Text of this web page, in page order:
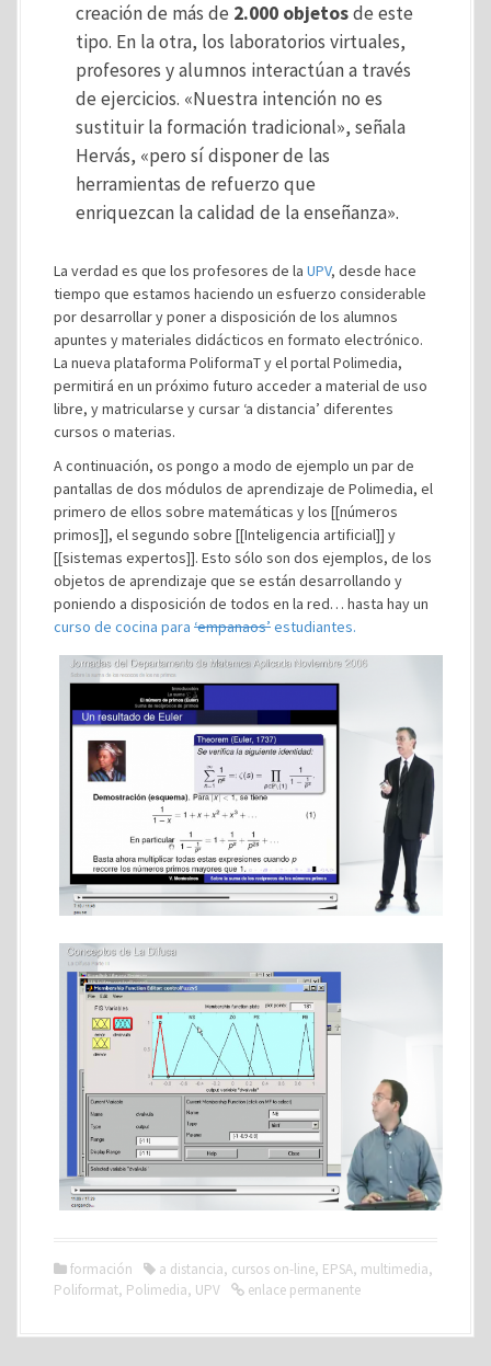
creación de más de 2.000 objetosde este
tipo. En la otra, los laboratorios virtuales,
profesores y alumnos interactúan a través
de ejercicios. «Nuestra intención no es
sustituir la formación tradicional», señala
Hervás, «pero sí disponer de las
herramientas de refuerzo que
enriquezcan la calidad de la enseñanza».
La verdad es que los profesores de la UPV, desde hace
tiempo que estamos haciendo un esfuerzo considerable
por desarrollar y poner a disposición de los alumnos
apuntes y materiales didácticos en formato electrónico.
La nueva plataforma PoliformaT y el portal Polimedia,
permitirá en un próximo futuro acceder a material de uso
libre, y matricularse y cursar ‘a distancia’ diferentes
cursos o materias.
A continuación, os pongo a modo de ejemplo un par de
pantallas de dos módulos de aprendizaje de Polimedia, el
primero de ellos sobre matemáticas y los [[números
primos]], el segundo sobre [[Inteligencia artificial]] y
[[sistemas expertos]]. Esto sólo son dos ejemplos, de los
objetos de aprendizaje que se están desarrollando y
poniendo a disposición de todos en la red… hasta hay un
curso de cocina para ‘empanaos’estudiantes.
formación a distancia, cursos on-line, EPSA, multimedia,
Poliformat, Polimedia, UPV enlace permanente